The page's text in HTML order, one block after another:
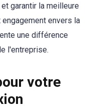
garantir la meilleure
envers la
une différence
l'entreprise.
votre